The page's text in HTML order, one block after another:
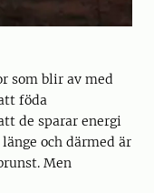
som blir av med
föda
de sparar energi
och därmed är
Men